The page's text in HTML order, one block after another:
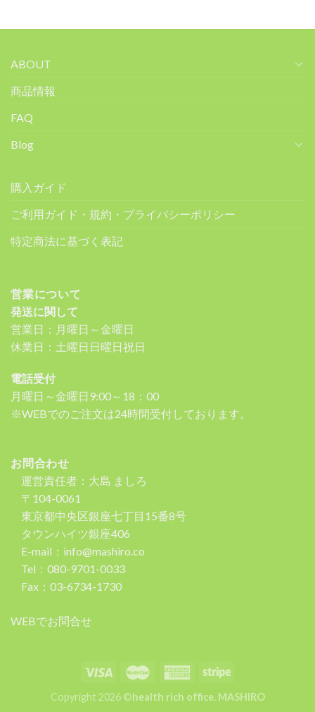
ABOUT
商品情報
FAQ
Blog
購入ガイド
ご利用ガイド・規約・プライバシーポリシー
特定商法に基づく表記
営業について
発送に関して
営業日：月曜日～金曜日
休業日：土曜日日曜日祝日
電話受付
月曜日～金曜日9:00～18：00
※WEBでのご注文は24時間受付しております。
お問合わせ
運営責任者：大島 ましろ
〒104-0061
東京都中央区銀座七丁目15番8号
タウンハイツ銀座406
E-mail：info@mashiro.co
Tel：080-9701-0033
Fax：03-6734-1730
WEBでお問合せ
Copyright 2026 ©health rich office. MASHIRO